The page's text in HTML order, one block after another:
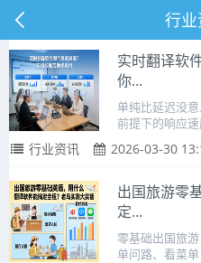
行
实时翻译软
你...
单纯比延迟没
前提下的响应
行业资讯 2026-03-30
出国旅游零
定...
零基础出国旅
单问路、看菜